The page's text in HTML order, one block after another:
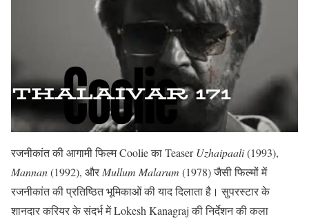
रजनीकांत की आगामी फिल्म Coolie का TeaserUzhaipaali(1993),
Mannan(1992), और Mullum Malarum (1978) जैसी फिल्मों में
रजनीकांत की प्रतिष्ठित भूमिकाओं की याद दिलाता है। सुपरस्टार के
शानदार करियर के संदर्भ में Lokesh Kanagraj की निर्देशन की कला